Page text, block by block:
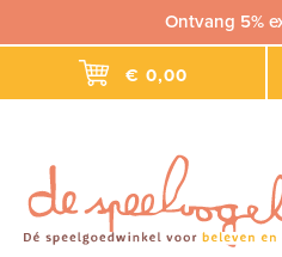
Ontvang 5%
€ 0,00